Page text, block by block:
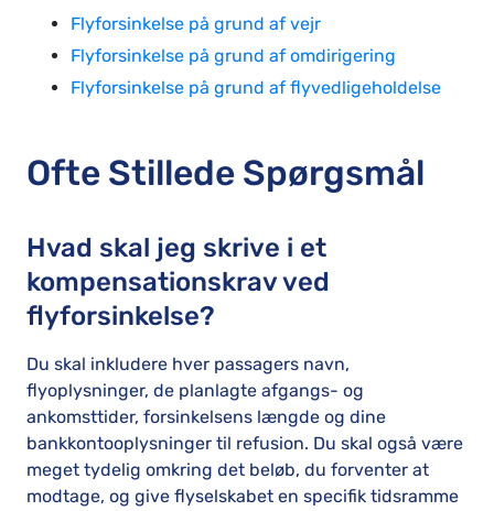
Flyforsinkelse på grund af vejr
Flyforsinkelse på grund af omdirigering
Flyforsinkelse på grund af flyvedligeholdelse
Ofte Stillede Spørgsmål
Hvad skal jeg skrive i et
kompensationskrav ved
flyforsinkelse?
Du skal inkludere hver passagers navn,
flyoplysninger, de planlagte afgangs- og
ankomsttider, forsinkelsens længde og dine
bankkontooplysninger til refusion. Du skal også være
meget tydelig omkring det beløb, du forventer at
modtage, og give flyselskabet en specifik tidsramme